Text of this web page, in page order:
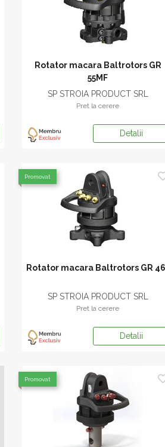
Rotator macara Baltrotors GR
55MF
SP STROIA PRODUCT SRL
Pret la cerere
Detalii
Rotator macara Baltrotors GR
SP STROIA PRODUCT SRL
Pret la cerere
Detalii
Promovat
Promovat